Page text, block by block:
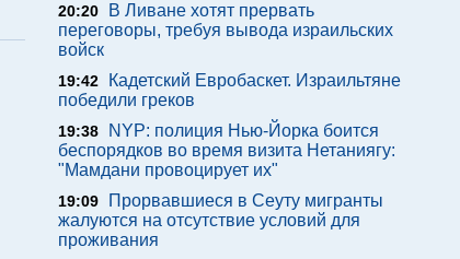
20:20
В Ливане хотят прервать
переговоры, требуя вывода израильских
войск
19:42
Кадетский Евробаскет. Израильтяне
победили греков
19:38
NYP: полиция Нью-Йорка боится
беспорядков во время визита Нетаниягу:
"Мамдани провоцирует их"
19:09
Прорвавшиеся в Сеуту мигранты
жалуются на отсутствие условий для
проживания